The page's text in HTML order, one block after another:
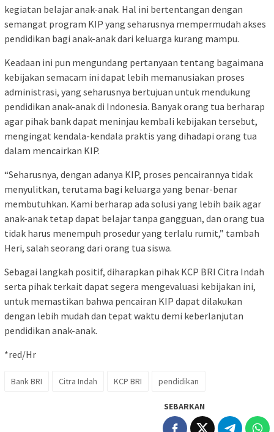
kegiatan belajar anak-anak. Hal ini bertentangan dengan
semangat program KIP yang seharusnya mempermudah akses
pendidikan bagi anak-anak dari keluarga kurang mampu.
Keadaan ini pun mengundang pertanyaan tentang bagaimana
kebijakan semacam ini dapat lebih memanusiakan proses
administrasi, yang seharusnya bertujuan untuk mendukung
pendidikan anak-anak di Indonesia. Banyak orang tua berharap
agar pihak bank dapat meninjau kembali kebijakan tersebut,
mengingat kendala-kendala praktis yang dihadapi orang tua
dalam mencairkan KIP.
“Seharusnya, dengan adanya KIP, proses pencairannya tidak
menyulitkan, terutama bagi keluarga yang benar-benar
membutuhkan. Kami berharap ada solusi yang lebih baik agar
anak-anak tetap dapat belajar tanpa gangguan, dan orang tua
tidak harus menempuh prosedur yang terlalu rumit,” tambah
Heri, salah seorang dari orang tua siswa.
Sebagai langkah positif, diharapkan pihak KCP BRI Citra Indah
serta pihak terkait dapat segera mengevaluasi kebijakan ini,
untuk memastikan bahwa pencairan KIP dapat dilakukan
dengan lebih mudah dan tepat waktu demi keberlanjutan
pendidikan anak-anak.
*red/Hr
Bank BRI Citra Indah KCP BRI pendidikan
SEBARKAN